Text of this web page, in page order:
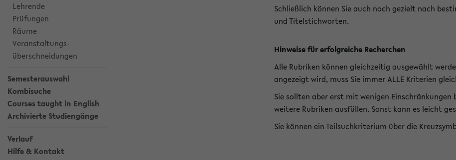
Lehrende
Prüfungen
Räume
Veranstaltungs-
überschneidungen
Semesterauswahl
Kombisuche
Courses taught in English
Archivierte Studiengänge
Verlauf
Hilfe & Kontakt
Schließlich können Sie auch noch gezielt nach
und Titelstichworten.
Hinweise für erfolgreiche Recherchen
Alle Rubriken können gleichzeitig ausgewählt
angezeigt wird, muss Sie immer ALLE Kriterien
Sie sollten aber erst mit wenigen Einschränkungen
weitere Rubriken ausfüllen. Sonst kann es leicht
Sie können ein Teilsuchkriterium über die